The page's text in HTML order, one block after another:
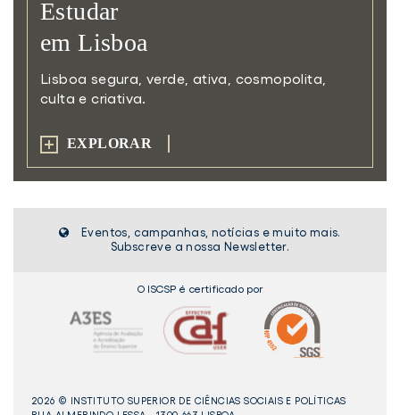
Estudar
em Lisboa
Lisboa segura, verde, ativa,
cosmopolita,
culta e criativa.
EXPLORAR
Eventos, campanhas, notícias e muito mais.
Subscreve a nossa Newsletter.
O ISCSP é certificado por
2026 © INSTITUTO SUPERIOR DE CIÊNCIAS SOCIAIS E POLÍTICAS